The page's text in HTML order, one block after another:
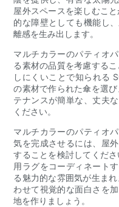
屋外スペースを楽しむこ
的な障壁としても機能し
離感を生み出します。
マルチカラーのパティオ
る素材の品質を考慮する
しにくいことで知られる
の素材で作られた傘を選
テナンスが簡単な、丈夫
ください。
マルチカラーのパティオ
気を完成させるには、屋
することを検討してくだ
用ラグをコーディネート
る魅力的な雰囲気が生ま
わせて視覚的な面白さを
地を作りましょう。